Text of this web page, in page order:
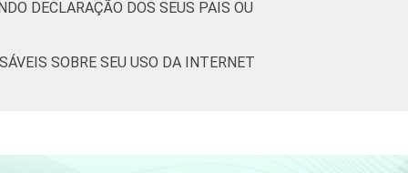
- 21
- 1
DECLARAÇÃO DOS SEUS PAIS OU
SOBRE SEU USO DA INTERNET